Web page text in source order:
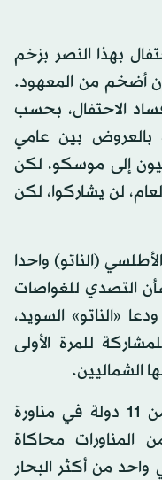
بهذا النصر بزخم
أضخم من المعهود.
الاحتفال، بحسب
بالعروض بين عامي
إلى موسكو، لكن
لن يشاركوا، لكن
(الناتو) واحدا
التصدي للغواصات
«الناتو» السويد،
للمرة الأولى
الشماليين.
وتشارك أكثر من عشر حاويات من 11 دولة في مناورة
المناورات محاكاة
من أكثر البحار